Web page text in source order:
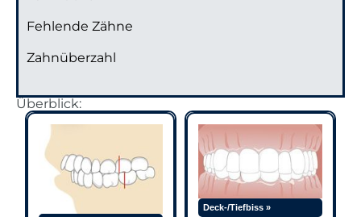
Fehlende Zähne
Zahnüberzahl
Überblick:
Deck-/Tiefbiss »